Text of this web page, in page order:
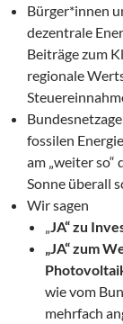
Bürger*innen
dezentrale
Beiträge zum
regionale
fossilen
am „weiter so“
Sonne überall
Wir sagen
JA“ zu
„JA“ zum
wie vom
mehrfach